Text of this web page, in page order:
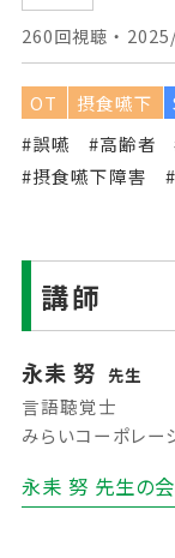
260回視聴 ・
OT 摂食嚥下
#誤嚥
#高齢者
#摂食嚥下障害
講師
永耒 努 先生
言語聴覚士
みらいコーポレー
永耒 努 先生の